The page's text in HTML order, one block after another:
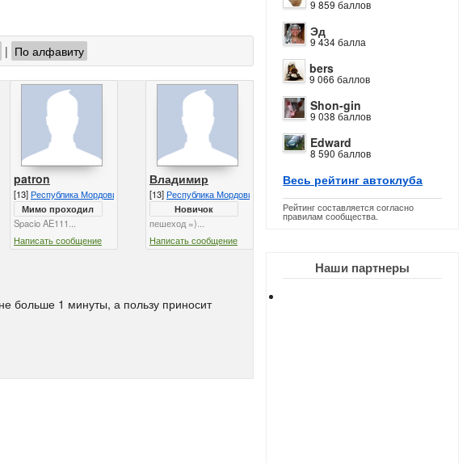
9 859 баллов
Эд
9 434 балла
bers
9 066 баллов
Shon-gin
9 038 баллов
Edward
8 590 баллов
Весь рейтинг автоклуба
Рейтинг составляется согласно
правилам сообщества.
Наши партнеры
| По алфавиту
patron
[13]Республика Мордовия
Мимо проходил
Spacio AE111...
Написать сообщение
Владимир
[13]Республика Мордовия
Новичок
пешеход =)...
Написать сообщение
больше 1 минуты, а пользу приносит